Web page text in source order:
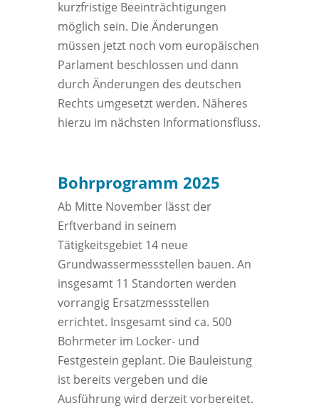
kurzfristige Beeinträchtigungen
möglich sein. Die Änderungen
müssen jetzt noch vom europäischen
Parlament beschlossen und dann
durch Änderungen des deutschen
Rechts umgesetzt werden. Näheres
hierzu im nächsten Informationsfluss.
Bohrprogramm 2025
Ab Mitte November lässt der
Erftverband in seinem
Tätigkeitsgebiet 14 neue
Grundwassermessstellen bauen. An
insgesamt 11 Standorten werden
vorrangig Ersatzmessstellen
errichtet. Insgesamt sind ca. 500
Bohrmeter im Locker- und
Festgestein geplant. Die Bauleistung
ist bereits vergeben und die
Ausführung wird derzeit vorbereitet.